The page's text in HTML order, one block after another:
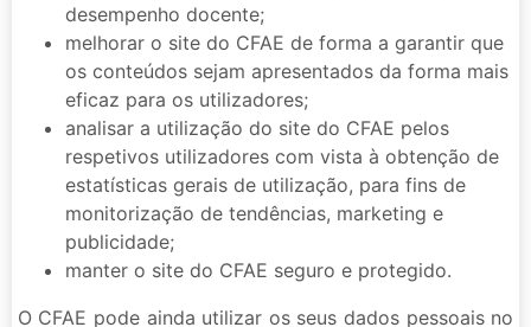
desempenho docente;
melhorar o site do CFAE de forma a garantir que
os conteúdos sejam apresentados da forma mais
eficaz para os utilizadores;
analisar a utilização do site do CFAE pelos
respetivos utilizadores com vista à obtenção de
estatísticas gerais de utilização, para fins de
monitorização de tendências, marketing e
publicidade;
manter o site do CFAE seguro e protegido.
O CFAE pode ainda utilizar os seus dados pessoais no